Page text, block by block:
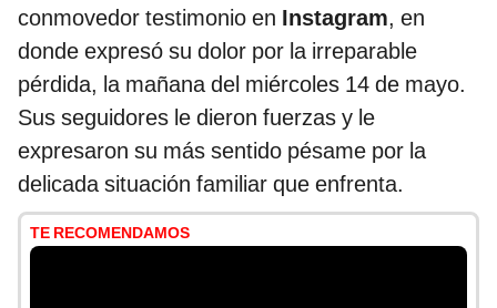
conmovedor testimonio en Instagram, en
donde expresó su dolor por la irreparable
pérdida, la mañana del miércoles 14 de mayo.
Sus seguidores le dieron fuerzas y le
expresaron su más sentido pésame por la
delicada situación familiar que enfrenta.
TE RECOMENDAMOS